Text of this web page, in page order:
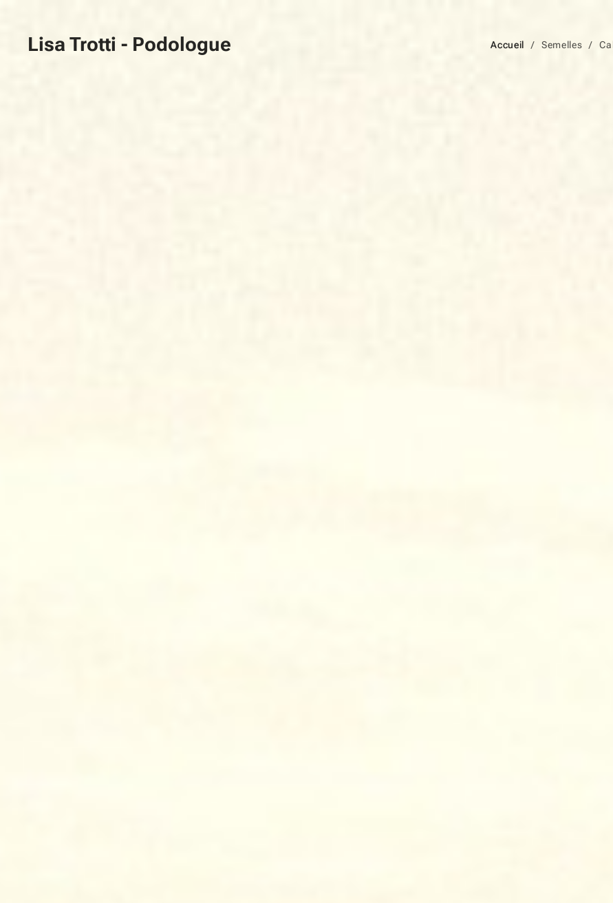
Lisa Trotti - Podologue Accueil Semelles